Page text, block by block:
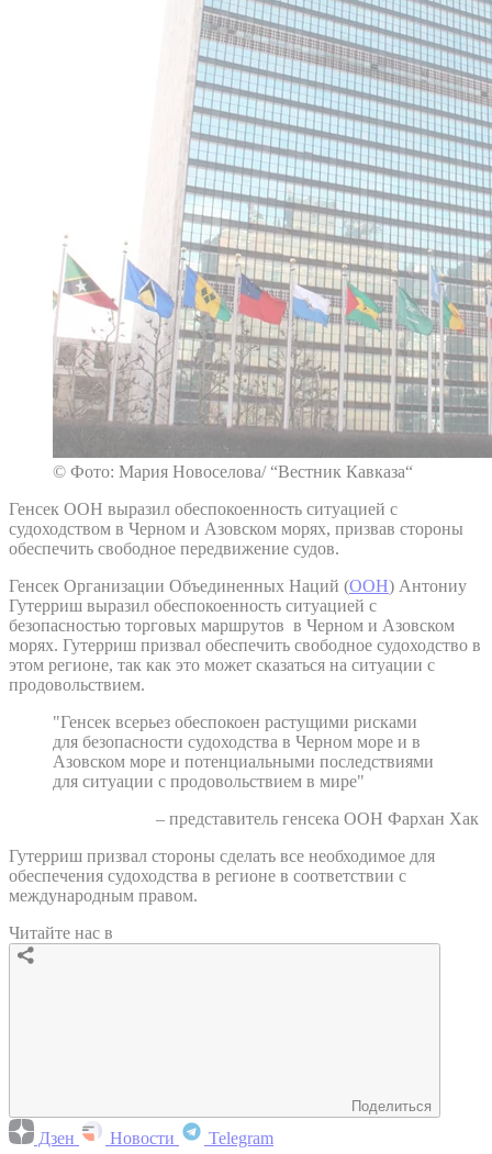
© Фото: Мария Новоселова/ “Вестник Кавказа“
Генсек ООН выразил обеспокоенность ситуацией с
судоходством в Черном и Азовском морях, призвав стороны
обеспечить свободное передвижение судов.
Генсек Организации Объединенных Наций (ООН) Антониу
Гутерриш выразил обеспокоенность ситуацией с
безопасностью торговых маршрутов в Черном и Азовском
морях. Гутерриш призвал обеспечить свободное судоходство в
этом регионе, так как это может сказаться на ситуации с
продовольствием.
"Генсек всерьез обеспокоен растущими рисками
для безопасности судоходства в Черном море и в
Азовском море и потенциальными последствиями
для ситуации с продовольствием в мире"
– представитель генсека ООН Фархан Хак
Гутерриш призвал стороны сделать все необходимое для
обеспечения судоходства в регионе в соответствии с
международным правом.
Читайте нас в
Поделиться
Дзен Новости Telegram